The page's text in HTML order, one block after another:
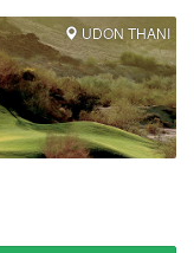
UDON THANI